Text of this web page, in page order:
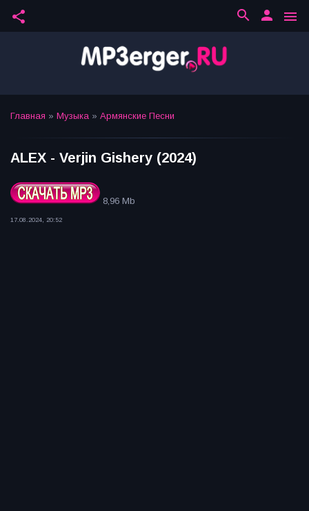
share menu
person
search
Главная » Музыка » Армянские Песни
ALEX - Verjin Gishery (2024)
8,96 Mb
17.08.2024, 20:52